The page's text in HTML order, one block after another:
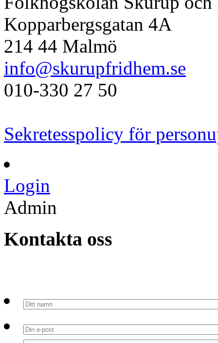
Kopparbergsgatan 4A
214 44 Malmö
info@skurupfridhem.se
010-330 27 50
Sekretesspolicy för
Login
Admin
Kontakta oss